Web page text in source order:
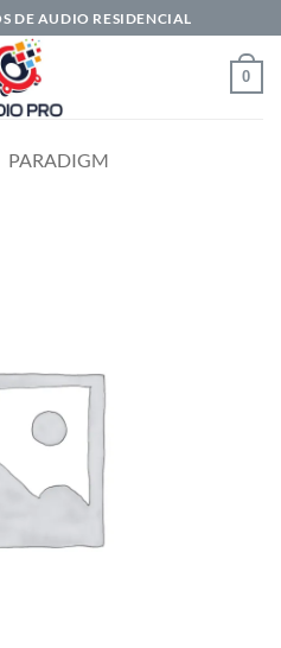
DE AUDIO RESIDENCIAL
0
PARADIGM